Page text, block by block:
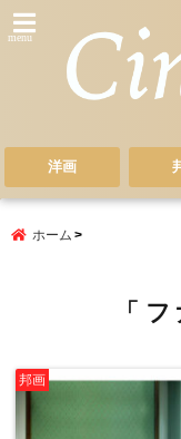
menu
洋画
ホーム
「
邦画